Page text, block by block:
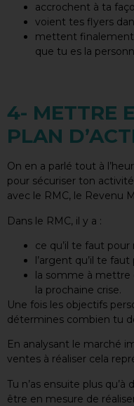
accrochent à ta
voient tes flyers
mettent finalement
que tu es la
4- METTRE
PLAN
On en a parlé tout à
pour sécuriser ton
avec le RMC, le Revenu
Dans le RMC, il y a :
ce qu’il te faut pour
l’argent qu’il te
la somme à mettre
la prochaine crise.
Une fois les objectifs
détermines combien tu
En analysant le marché
ventes à réaliser cela
Tu n’as ensuite plus
être en mesure de